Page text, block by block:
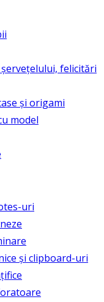
felicitări
și origami
model
uri
și clipboard-uri